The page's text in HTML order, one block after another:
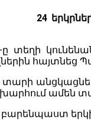
24
ը տեղի
տարի
ամեն